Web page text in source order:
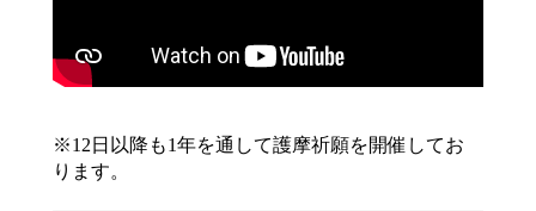
※12日以降も1年を通して護摩祈願を開催してお
ります。